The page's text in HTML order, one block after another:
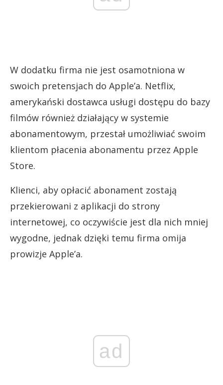
W dodatku firma nie jest osamotniona w
swoich pretensjach do Apple’a. Netflix,
amerykański dostawca usługi dostępu do bazy
filmów również działający w systemie
abonamentowym, przestał umożliwiać swoim
klientom płacenia abonamentu przez Apple
Store.
Klienci, aby opłacić abonament zostają
przekierowani z aplikacji do strony
internetowej, co oczywiście jest dla nich mniej
wygodne, jednak dzięki temu firma omija
prowizje Apple’a.
ad